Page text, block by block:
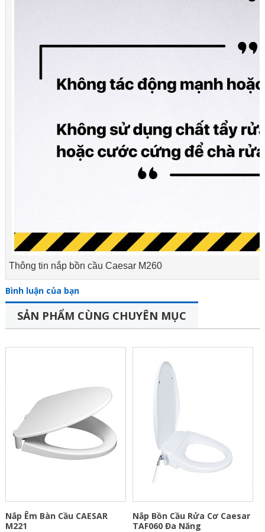
Thông tin nắp bồn cầu Caesar M260
Bình luận của bạn
SẢN PHẨM CÙNG CHUYÊN MỤC
Nắp Êm Bàn Cầu CAESAR
M221
Nắp Bồn Cầu Rửa Cơ Caesar
TAF060 Đa Năng